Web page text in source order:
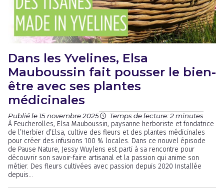
Dans les Yvelines, Elsa
Mauboussin fait pousser le bien-
être avec ses plantes
médicinales
Publié le 15 novembre 2025 Temps de lecture: 2 minutes
À Feucherolles, Elsa Mauboussin, paysanne herboriste et fondatrice
de l’Herbier d’Elsa, cultive des fleurs et des plantes médicinales
pour créer des infusions 100 % locales. Dans ce nouvel épisode
de Pause Nature, Jessy Wuylens est parti à sa rencontre pour
découvrir son savoir-faire artisanal et la passion qui anime son
métier. Des fleurs cultivées avec passion depuis 2020 Installée
depuis...